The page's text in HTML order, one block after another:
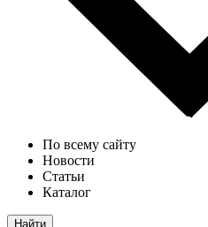
По всему сайту
Новости
Статьи
Каталог
Найти